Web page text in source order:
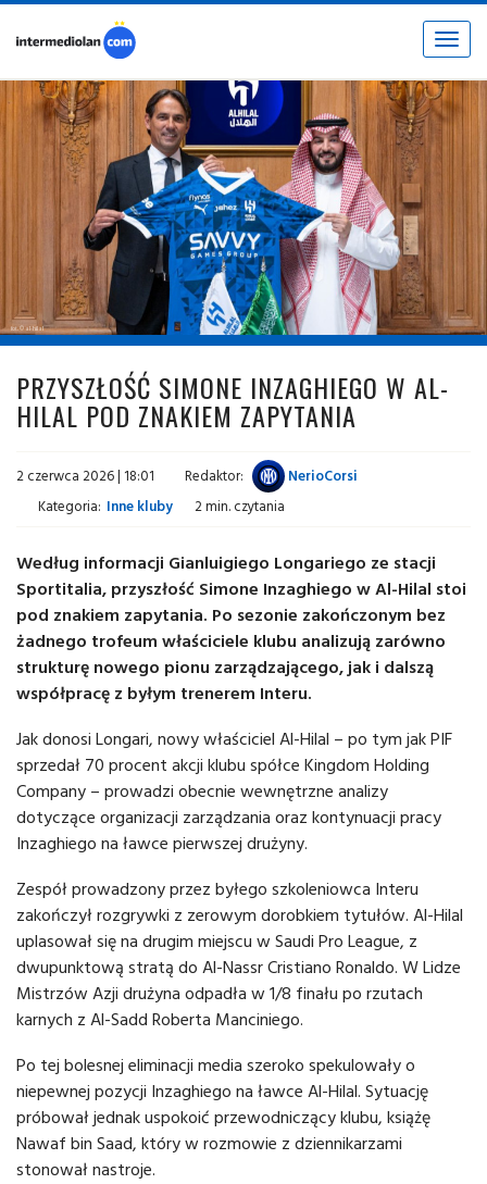
Toggle
fot. © al-hilal
PRZYSZŁOŚĆ SIMONE INZAGHIEGO W AL-
HILAL POD ZNAKIEM ZAPYTANIA
2 czerwca 2026 | 18:01 Redaktor:
NerioCorsi
Kategoria: Inne kluby 2 min. czytania
Według informacji Gianluigiego Longariego ze stacji
Sportitalia, przyszłość Simone Inzaghiego w Al-Hilal stoi
pod znakiem zapytania. Po sezonie zakończonym bez
żadnego trofeum właściciele klubu analizują zarówno
strukturę nowego pionu zarządzającego, jak i dalszą
współpracę z byłym trenerem Interu.
Jak donosi Longari, nowy właściciel Al-Hilal – po tym jak PIF
sprzedał 70 procent akcji klubu spółce Kingdom Holding
Company – prowadzi obecnie wewnętrzne analizy
dotyczące organizacji zarządzania oraz kontynuacji pracy
Inzaghiego na ławce pierwszej drużyny.
Zespół prowadzony przez byłego szkoleniowca Interu
zakończył rozgrywki z zerowym dorobkiem tytułów. Al-Hilal
uplasował się na drugim miejscu w Saudi Pro League, z
dwupunktową stratą do Al-Nassr Cristiano Ronaldo. W Lidze
Mistrzów Azji drużyna odpadła w 1/8 finału po rzutach
karnych z Al-Sadd Roberta Manciniego.
Po tej bolesnej eliminacji media szeroko spekulowały o
niepewnej pozycji Inzaghiego na ławce Al-Hilal. Sytuację
próbował jednak uspokoić przewodniczący klubu, książę
Nawaf bin Saad, który w rozmowie z dziennikarzami
stonował nastroje.